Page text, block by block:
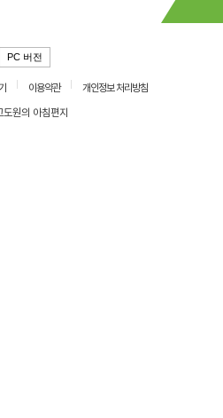
PC 버전
이용약관
개인정보 처리방침
원의 아침편지